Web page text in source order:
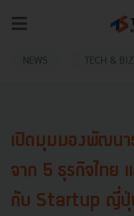
NEWS TECH & BIZ
เปิดมุมมองพัฒน
จาก 5 ธุรกิจไทย
กับ Startup ญี่ปุ่